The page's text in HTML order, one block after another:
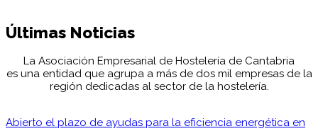
Últimas Noticias
La Asociación Empresarial de Hostelería de Cantabria
es una entidad que agrupa a más de dos mil empresas de la
región dedicadas al sector de la hostelería.
Abierto el plazo de ayudas para la eficiencia energética en